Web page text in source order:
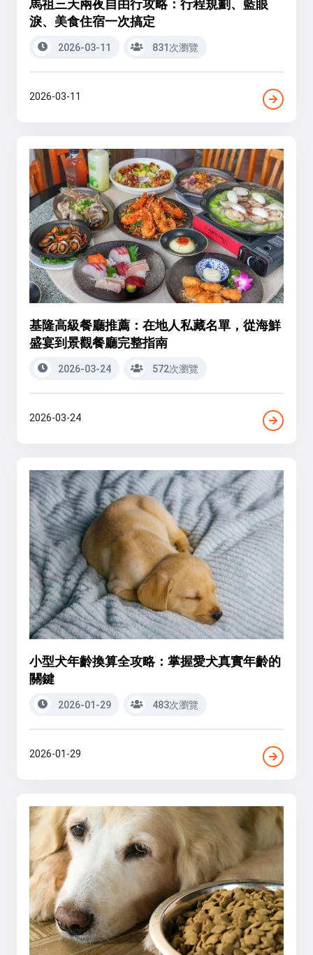
淚、美食住宿一次搞定
2026-03-11 831次瀏覽
2026-03-11
基隆高級餐廳推薦：在地人私藏名單，從海鮮
盛宴到景觀餐廳完整指南
2026-03-24 572次瀏覽
2026-03-24
小型犬年齡換算全攻略：掌握愛犬真實年齡的
關鍵
2026-01-29 483次瀏覽
2026-01-29